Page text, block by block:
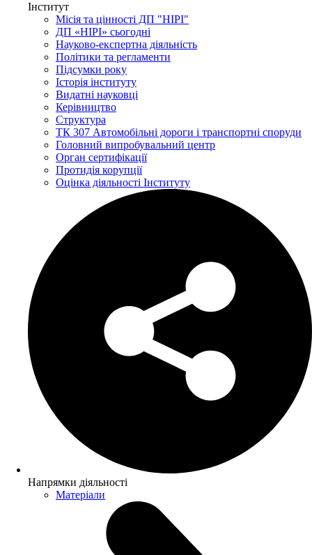
Інститут
Місія та цінності ДП "НІРІ"
ДП «НІРІ» сьогодні
Науково-експертна діяльність
Політики та регламенти
Підсумки року
Історія інституту
Видатні науковці
Керівництво
Структура
ТК 307 Автомобільні дороги і транспортні споруди
Головний випробувальний центр
Орган сертифікації
Протидія корупції
Оцінка діяльності Інституту
Напрямки діяльності
Матеріали